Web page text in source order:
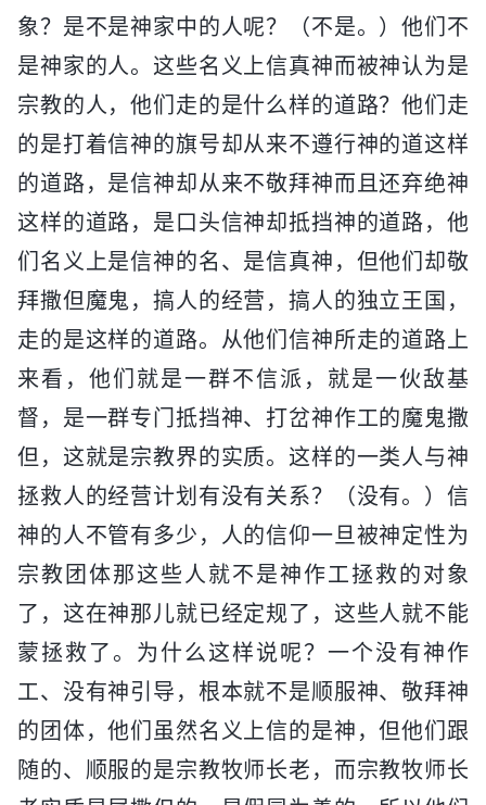
象？是不是神家中的人呢？（不是。）他们不
是神家的人。这些名义上信真神而被神认为是
宗教的人，他们走的是什么样的道路？他们走
的是打着信神的旗号却从来不遵行神的道这样
的道路，是信神却从来不敬拜神而且还弃绝神
这样的道路，是口头信神却抵挡神的道路，他
们名义上是信神的名、是信真神，但他们却敬
拜撒但魔鬼，搞人的经营，搞人的独立王国，
走的是这样的道路。从他们信神所走的道路上
来看，他们就是一群不信派，就是一伙敌基
督，是一群专门抵挡神、打岔神作工的魔鬼撒
但，这就是宗教界的实质。这样的一类人与神
拯救人的经营计划有没有关系？（没有。）信
神的人不管有多少，人的信仰一旦被神定性为
宗教团体那这些人就不是神作工拯救的对象
了，这在神那儿就已经定规了，这些人就不能
蒙拯救了。为什么这样说呢？一个没有神作
工、没有神引导，根本就不是顺服神、敬拜神
的团体，他们虽然名义上信的是神，但他们跟
随的、顺服的是宗教牧师长老，而宗教牧师长